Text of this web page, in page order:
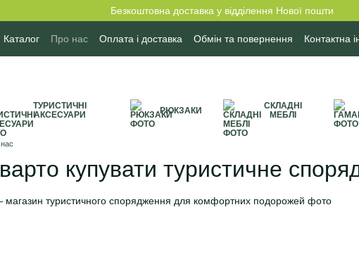
Безкоштовна доставка у відділення Нової пошти
Каталог Про нас Оплата і доставка Обмін та повернення Контактна
ТУРИСТИЧНІ
АКСЕСУАРИ
РЮКЗАКИ
СКЛАДНІ
МЕБЛІ
купувати туристичне